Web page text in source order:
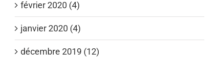
février 2020 (4)
janvier 2020 (4)
décembre 2019 (12)